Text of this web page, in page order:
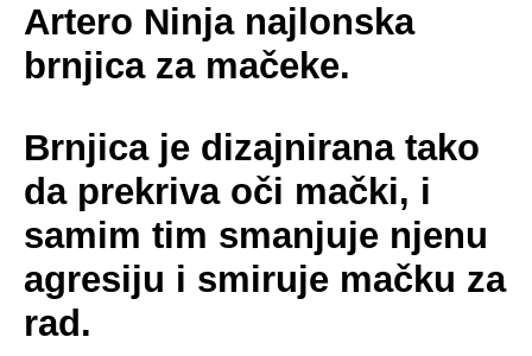
Artero Ninja najlonska
brnjica za mačeke.
Brnjica je dizajnirana tako
da prekriva oči mački, i
samim tim smanjuje njenu
agresiju i smiruje mačku za
rad.